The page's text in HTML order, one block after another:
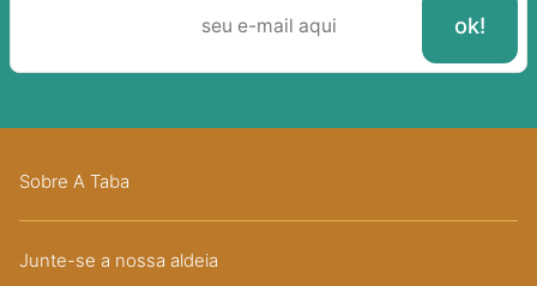
Sobre A Taba
Junte-se a nossa aldeia